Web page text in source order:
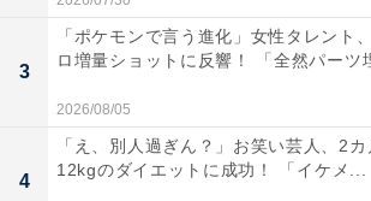
3
「ポケモンで言う進化」女性タレント
ロ増量ショットに反響！ 「全然パーツ
2026/08/05
4
「え、別人過ぎん？」お笑い芸人、2カ
12kgのダイエットに成功！ 「イケメ...